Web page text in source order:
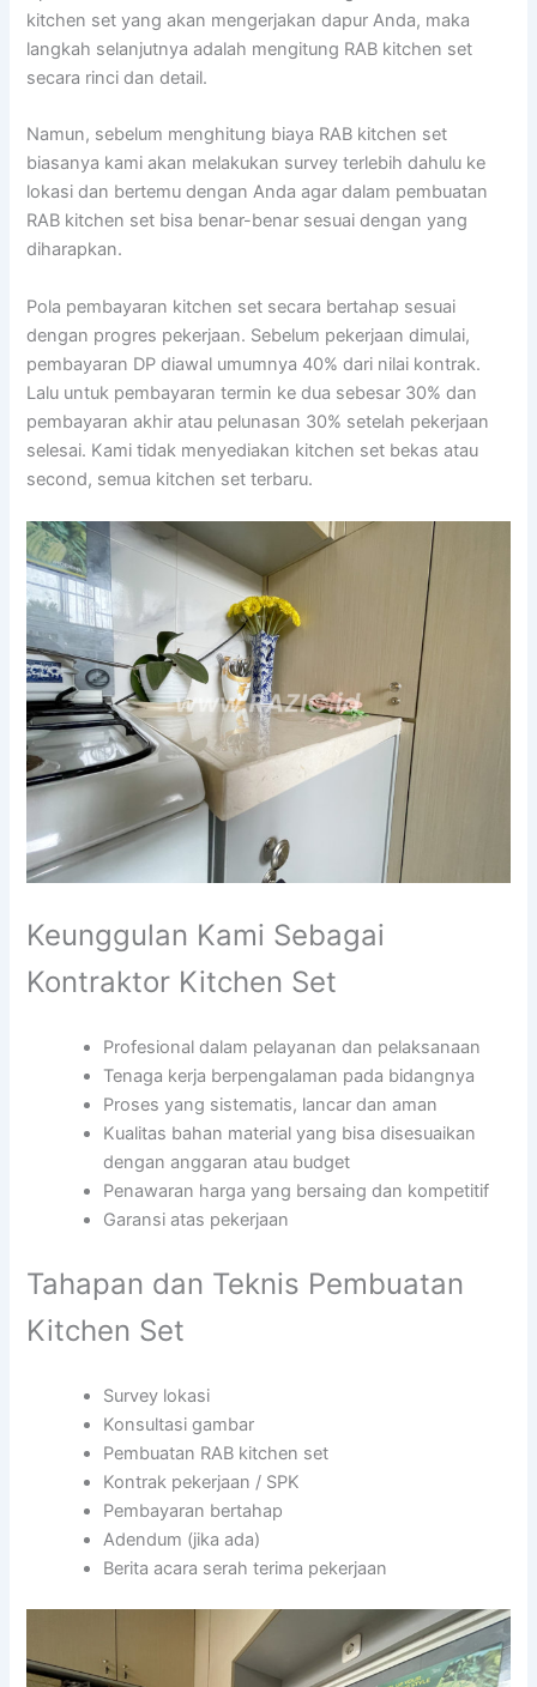
kitchen set yang akan mengerjakan dapur Anda, maka
langkah selanjutnya adalah mengitung RAB kitchen set
secara rinci dan detail.
Namun, sebelum menghitung biaya RAB kitchen set
biasanya kami akan melakukan survey terlebih dahulu ke
lokasi dan bertemu dengan Anda agar dalam pembuatan
RAB kitchen set bisa benar-benar sesuai dengan yang
diharapkan.
Pola pembayaran kitchen set secara bertahap sesuai
dengan progres pekerjaan. Sebelum pekerjaan dimulai,
pembayaran DP diawal umumnya 40% dari nilai kontrak.
Lalu untuk pembayaran termin ke dua sebesar 30% dan
pembayaran akhir atau pelunasan 30% setelah pekerjaan
selesai. Kami tidak menyediakan kitchen set bekas atau
second, semua kitchen set terbaru.
Keunggulan Kami Sebagai
Kontraktor Kitchen Set
Profesional dalam pelayanan dan pelaksanaan
Tenaga kerja berpengalaman pada bidangnya
Proses yang sistematis, lancar dan aman
Kualitas bahan material yang bisa disesuaikan
dengan anggaran atau budget
Penawaran harga yang bersaing dan kompetitif
Garansi atas pekerjaan
Tahapan dan Teknis Pembuatan
Kitchen Set
Survey lokasi
Konsultasi gambar
Pembuatan RAB kitchen set
Kontrak pekerjaan / SPK
Pembayaran bertahap
Adendum (jika ada)
Berita acara serah terima pekerjaan